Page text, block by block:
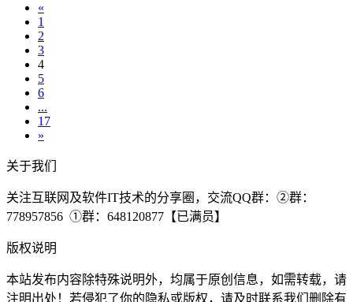
«
1
2
3
4
5
6
...
17
»
关于我们
关注互联网及软件IT技术的分享圈，交流QQ群：②群：
778957856 ①群：648120877【已满员】
版权说明
本站发布内容除特殊说明外，均属于原创信息，如需转载，请
注明出处！若侵犯了你的隐私或版权，请及时联系我们删除有